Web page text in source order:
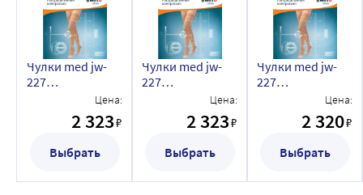
Чулки med jw-
227
компрессионные
с открытым
мыском 22-32 мм
размер
Цена:
2 323₽
Выбрать
Чулки med jw-
227
компрессионные
с открытым
мыском 22-32 мм
размер
Цена:
2 323₽
Выбрать
Чулки med jw-
227
компрессионные
с открытым
мыском 22-32 мм
размер
Цена:
2 320₽
Выбрать